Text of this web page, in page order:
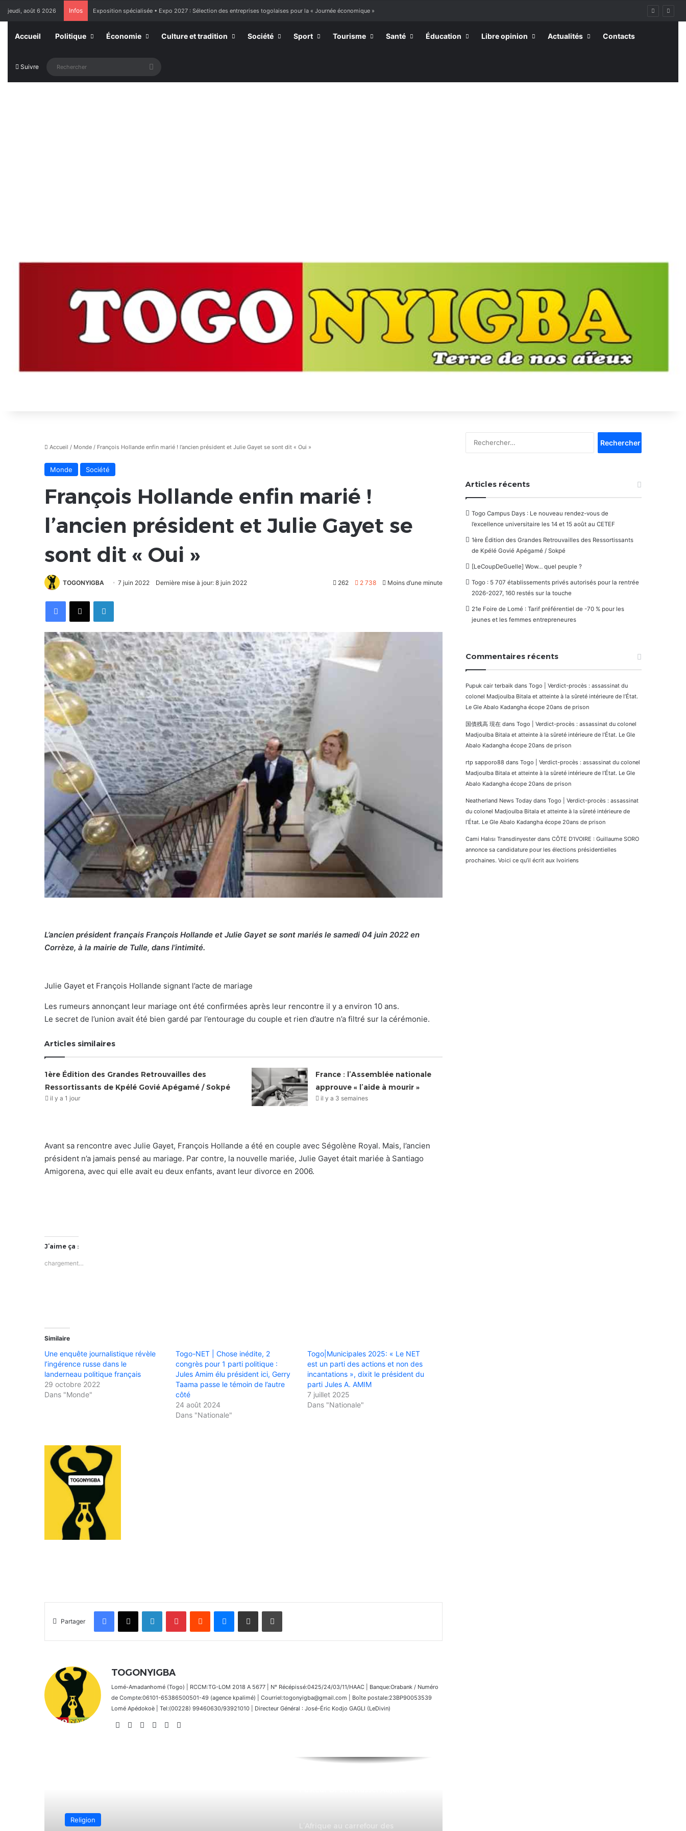
jeudi, août 6 2026 Infos Exposition spécialisée • Expo 2027 : Sélection des entreprises togolaises pour la « Journée économique »
Accueil Politique Économie Culture et tradition Société Sport Tourisme Santé Éducation Libre opinion Actualités Contacts
Suivre Rechercher
Accueil / Monde / François Hollande enfin marié ! l’ancien président et Julie Gayet se sont dit « Oui »
Monde Société
François Hollande enfin marié !
l’ancien président et Julie Gayet se
sont dit « Oui »
TOGONYIGBA 7 juin 2022 Dernière mise à jour: 8 juin 2022 262 2 738 Moins d’une minute
FacebookX Linkedin
L’ancien président français François Hollande et Julie Gayet se sont mariés le samedi 04 juin 2022 en
Corrèze, à la mairie de Tulle, dans l’intimité.
Julie Gayet et François Hollande signant l’acte de mariage
Les rumeurs annonçant leur mariage ont été confirmées après leur rencontre il y a environ 10 ans.
Le secret de l’union avait été bien gardé par l’entourage du couple et rien d’autre n’a filtré sur la cérémonie.
Articles similaires
1ère Édition des Grandes Retrouvailles des
Ressortissants de Kpélé Govié Apégamé / Sokpé
il y a 1 jour
France : l’Assemblée nationale
approuve « l’aide à mourir »
il y a 3 semaines
Avant sa rencontre avec Julie Gayet, François Hollande a été en couple avec Ségolène Royal. Mais, l’ancien
président n’a jamais pensé au mariage. Par contre, la nouvelle mariée, Julie Gayet était mariée à Santiago
Amigorena, avec qui elle avait eu deux enfants, avant leur divorce en 2006.
J’aime ça :
chargement…
Similaire
Une enquête journalistique révèle
l’ingérence russe dans le
landerneau politique français
29 octobre 2022
Dans "Monde"
Togo-NET | Chose inédite, 2
congrès pour 1 parti politique :
Jules Amim élu président ici, Gerry
Taama passe le témoin de l’autre
côté
24 août 2024
Dans "Nationale"
Togo|Municipales 2025: « Le NET
est un parti des actions et non des
incantations », dixit le président du
parti Jules A. AMIM
7 juillet 2025
Dans "Nationale"
Partager
FacebookX Linkedin PinterestReddit MessengerPartager par email Imprimer
TOGONYIGBA
Lomé-Amadanhomé (Togo) | RCCM:TG-LOM 2018 A 5677 | N° Récépissé:0425/24/03/11/HAAC | Banque:Orabank / Numéro
de Compte:06101-65386500501-49 (agence kpalimé) | Courriel:togonyigba@gmail.com | Boîte postale:23BP90053539
Lomé Apédokoè | Tel:(00228) 99460630/93921010 | Directeur Général : José-Éric Kodjo GAGLI (LeDivin)
WebsiteFacebook
X LinkedinInstagram
Afrique
L’Afrique au carrefour des
Articles récents
Togo Campus Days : Le nouveau rendez-vous de
l’excellence universitaire les 14 et 15 août au CETEF
1ère Édition des Grandes Retrouvailles des Ressortissants
de Kpélé Govié Apégamé / Sokpé
[LeCoupDeGuelle] Wow… quel peuple ?
Togo : 5 707 établissements privés autorisés pour la rentrée
2026-2027, 160 restés sur la touche
21e Foire de Lomé : Tarif préférentiel de -70 % pour les
jeunes et les femmes entrepreneures
Commentaires récents
Pupuk cair terbaik dans Togo | Verdict-procès : assassinat du
colonel Madjoulba Bitala et atteinte à la sûreté intérieure de l’État.
Le Gle Abalo Kadangha écope 20ans de prison
国債残高 現在 dans Togo | Verdict-procès : assassinat du colonel
Madjoulba Bitala et atteinte à la sûreté intérieure de l’État. Le Gle
Abalo Kadangha écope 20ans de prison
rtp sapporo88 dans Togo | Verdict-procès : assassinat du colonel
Madjoulba Bitala et atteinte à la sûreté intérieure de l’État. Le Gle
Abalo Kadangha écope 20ans de prison
Neatherland News Today dans Togo | Verdict-procès : assassinat
du colonel Madjoulba Bitala et atteinte à la sûreté intérieure de
l’État. Le Gle Abalo Kadangha écope 20ans de prison
Cami Halısı Transdinyester dans CÔTE D’IVOIRE : Guillaume SORO
annonce sa candidature pour les élections présidentielles
prochaines. Voici ce qu’il écrit aux Ivoiriens